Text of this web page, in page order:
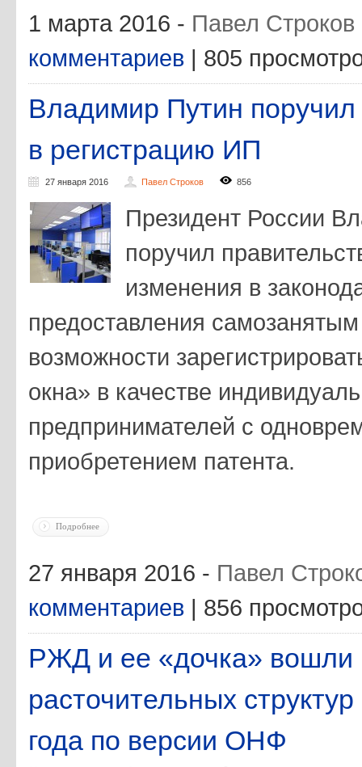
1 марта 2016 - Павел Строков
комментариев | 805
Владимир Путин
в регистрацию ИП
27 января 2016 Павел Строков 856
Президент России
поручил
изменения в
предоставления
возможности
окна» в качестве
предпринимателей с
приобретением патента.
Подробнее
27 января 2016 - Павел
комментариев | 856
РЖД и ее «дочка» вошли
расточительных
года по версии ОНФ